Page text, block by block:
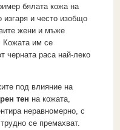
бялата кожа на
изгаря и често изобщо
жени и мъже
Кожата им се
черната раса най-леко
под влияние на
тен на кожата,
неравномерно, с
се премахват.